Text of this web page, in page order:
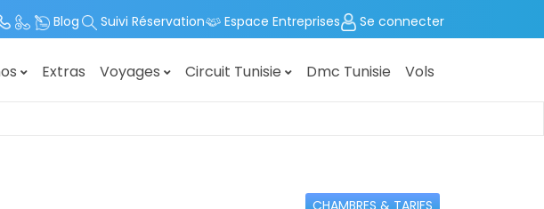
Blog Suivi Réservation Espace Entreprises Se connecter
Extras Voyages Circuit Tunisie Dmc Tunisie Vols
CHAMBRES & TARIFS